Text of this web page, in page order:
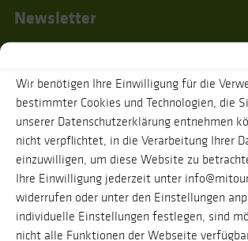
Wir benötigen Ihre Einwilligung für die
bestimmter Cookies und Technologien, die
unserer Datenschutzerklärung entnehmen
nicht verpflichtet, in die Verarbeitung Ihrer
einzuwilligen, um diese Website zu
Ihre Einwilligung jederzeit unter
widerrufen oder unter den Einstellungen
individuelle Einstellungen festlegen, sind
nicht alle Funktionen der Webseite
Newsletter
Ich habe dieDatenschutzhinweisegelesen und
Bestätigung meiner Angaben eine Nachricht an
Adresse verschickt wird. Ihre Daten werden
behandelt. Eine Abmeldung vom Newsletter ist